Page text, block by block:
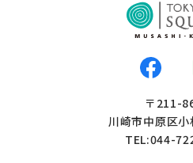
〒211-
川崎市中原区
TEL:044-